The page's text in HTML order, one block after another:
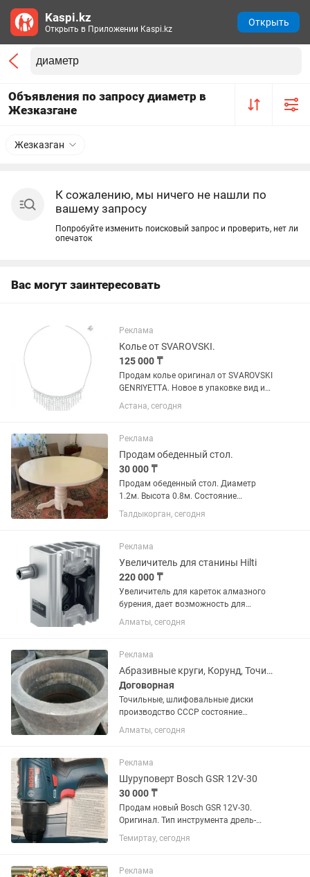
Объявления по запросу диаметр в
Жезказгане
Жезказган
К сожалению, мы ничего не нашли по
вашему запросу
Попробуйте изменить поисковый запрос и проверить, нет ли
опечаток
Вас могут заинтересовать
Реклама
Колье от SVAROVSKI.
125 000 ₸
Продам колье оригинал от SVAROVSKI
GENRIYETTA. Новое в упаковке вид и
описание на фото. В подарок пробник
туалетной воды от JO MALONE. Цена
продам жемчужные бусы...
Астана, сегодня
Реклама
Продам обеденный стол.
30 000 ₸
Продам обеденный стол. Диаметр
1.2м. Высота 0.8м. Состояние
отличное. Доставки НЕТ.
Талдыкорган, сегодня
Реклама
Увеличитель для станины Hilti
220 000 ₸
Увеличитель для кареток алмазного
бурения, дает возможность для
установки больших диаметров
коронок
Алматы, сегодня
Реклама
Абразивные круги, Корунд, Точильные, шлифовальные диски большого диаметра.
Договорная
Точильные, шлифовальные диски
производство СССР состояние
хорошее, есть выбор. По стоимости
можно договориться. 305х900х65
305х600х65 400х500х100
Алматы, сегодня
Реклама
Шуруповерт Bosch GSR 12V-30
30 000 ₸
Продам новый Bosch GSR 12V-30.
Оригинал. Тип инструмента дрель-
шуруповерт Тип патрона
быстрозажимной Количество
0.8 – 10 мм Максимальное число
Темиртау, сегодня
Реклама
Kaspi.kz
Открыть в Приложении Kaspi.kz
Открыть